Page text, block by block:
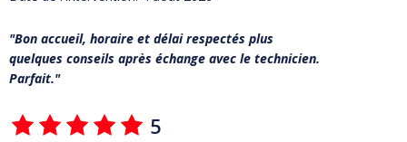
Bon accueil, horaire et délai respectés plus
quelques conseils après échange avec le technicien.
Parfait.
5